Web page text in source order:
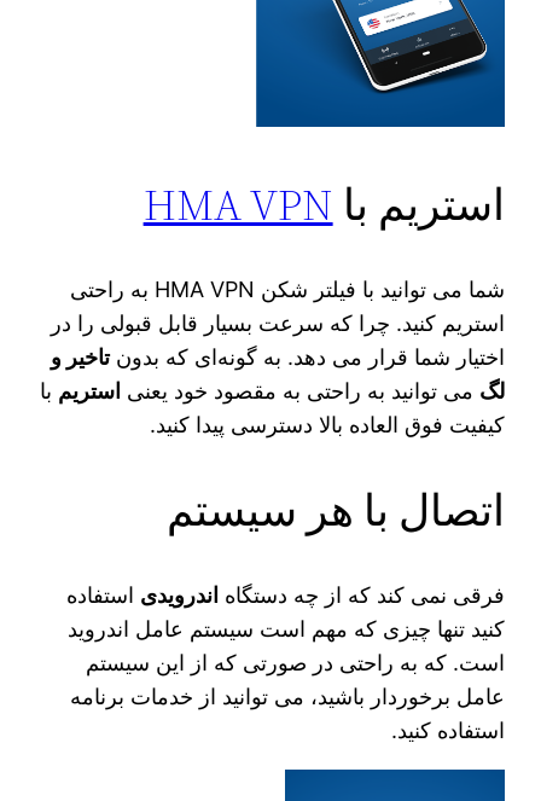
استریم با HMA VPN
شما می‌ توانید با فیلتر شکن HMA VPN به راحتی
استریم کنید. چرا که سرعت بسیار قابل قبولی را در
اختیار شما قرار می‌ دهد. به گونه‌ای که بدونتاخیر و
لگ می‌ توانید به راحتی به مقصود خود یعنی استریم با
کیفیت فوق العاده بالا دسترسی پیدا کنید.
اتصال با هر سیستم
فرقی نمی‌ کند که از چه دستگاه اندرویدی استفاده
کنید تنها چیزی که مهم است سیستم عامل اندروید
است. که به راحتی در صورتی که از این سیستم
عامل برخوردار باشید، می‌ توانید از خدمات برنامه
استفاده کنید.